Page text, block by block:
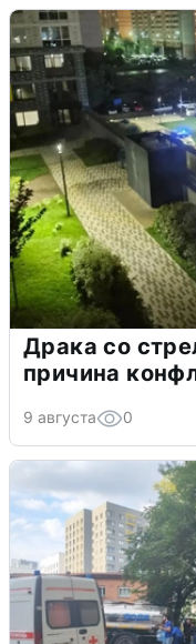
Драка со
причина
9 августа 0